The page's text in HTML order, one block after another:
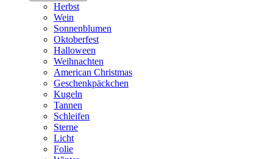
Herbst
Wein
Sonnenblumen
Oktoberfest
Halloween
Weihnachten
American Christmas
Geschenkpäckchen
Kugeln
Tannen
Schleifen
Sterne
Licht
Folie